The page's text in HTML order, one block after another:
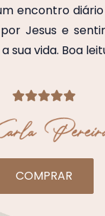
encontro diário
Jesus e
sua vida. Boa
COMPRAR